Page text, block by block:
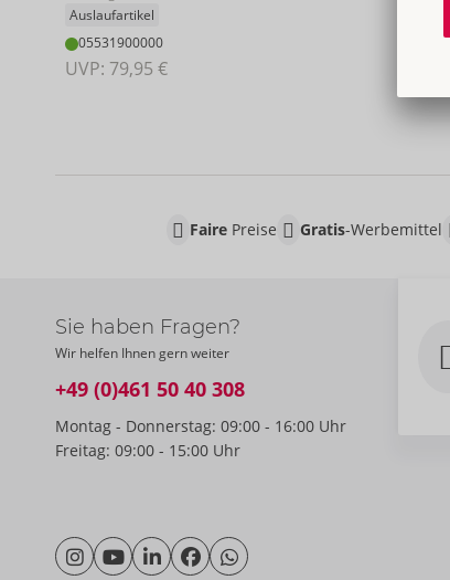
Auslaufartikel
05531900000
UVP: 79,95 €
FairePreise Gratis-Werbemittel
Sie haben Fragen?
Wir helfen Ihnen gern weiter
+49 (0)461 50 40 308
Montag - Donnerstag: 09:00 - 16:00 Uhr
Freitag: 09:00 - 15:00 Uhr